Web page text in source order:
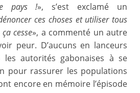
pays !», s’est exclamé un
ces choses et utiliser tous
cesse», a commenté un autre
peur. D’aucuns en lanceurs
les autorités gabonaises à se
pour rassurer les populations
encore en mémoire l’épisode